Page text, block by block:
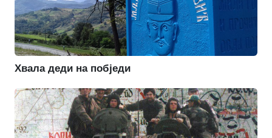
Хвала деди на побједи